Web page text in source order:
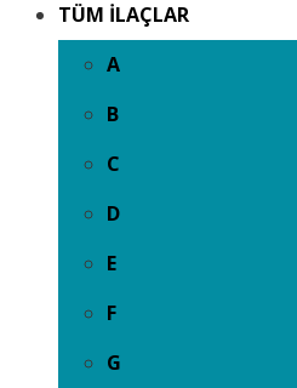
TÜM İLAÇLAR
A
B
C
D
E
F
G